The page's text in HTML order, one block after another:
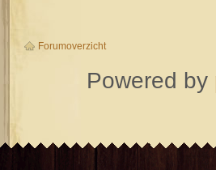
Forumoverzicht
Powered by